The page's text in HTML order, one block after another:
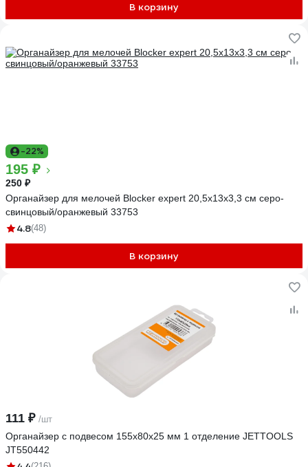
В корзину
-22%
195 ₽
250 ₽
Органайзер для мелочей Blocker expert 20,5x13x3,3 см серо-
свинцовый/оранжевый 33753
4.8(48)
В корзину
111 ₽ /шт
Органайзер с подвесом 155x80x25 мм 1 отделение JETTOOLS
JT550442